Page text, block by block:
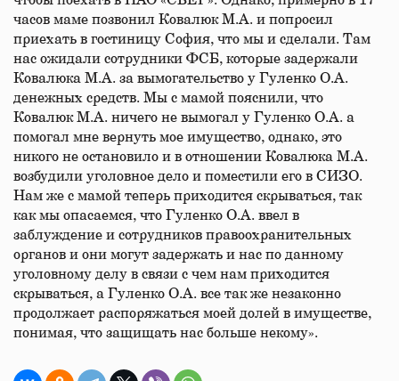
часов маме позвонил Ковалюк М.А. и попросил
приехать в гостиницу София, что мы и сделали. Там
нас ожидали сотрудники ФСБ, которые задержали
Ковалюка М.А. за вымогательство у Гуленко О.А.
денежных средств. Мы с мамой пояснили, что
Ковалюк М.А. ничего не вымогал у Гуленко О.А. а
помогал мне вернуть мое имущество, однако, это
никого не остановило и в отношении Ковалюка М.А.
возбудили уголовное дело и поместили его в СИЗО.
Нам же с мамой теперь приходится скрываться, так
как мы опасаемся, что Гуленко О.А. ввел в
заблуждение и сотрудников правоохранительных
органов и они могут задержать и нас по данному
уголовному делу в связи с чем нам приходится
скрываться, а Гуленко О.А. все так же незаконно
продолжает распоряжаться моей долей в имуществе,
понимая, что защищать нас больше некому».